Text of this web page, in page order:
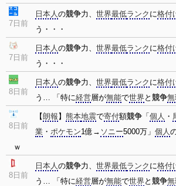
7日前
日本人の競争力、 世界最低ランク に格付
う・・・
7日前
日本人の競争力、 世界最低ランク に格付
う・・・
8日前
日本人の競争力、 世界最低ランク に格付
う… 「特に経営層が無能で世界 と 競争無
8日前
【朗報 】 熊本地震で寄付額競争 「 個人 ・
業 ・ ポケモン1億→ ソニー5000万」 個人
ｗ
8日前
日本人の競争力、 世界最低ランク に格付
う… 「特に経営層が無能で世界 と 競争無